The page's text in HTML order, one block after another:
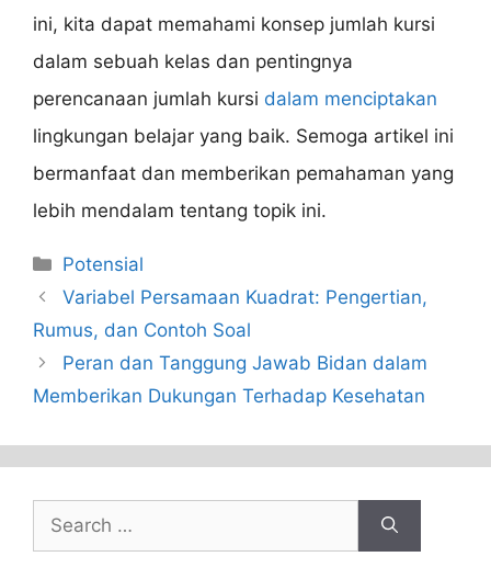
ini, kita dapat memahami konsep jumlah kursi
dalam sebuah kelas dan pentingnya
perencanaan jumlah kursi dalam menciptakan
lingkungan belajar yang baik. Semoga artikel ini
bermanfaat dan memberikan pemahaman yang
lebih mendalam tentang topik ini.
Categories
Potensial
Variabel Persamaan Kuadrat: Pengertian,
Rumus, dan Contoh Soal
Peran dan Tanggung Jawab Bidan dalam
Memberikan Dukungan Terhadap Kesehatan
Search
for: